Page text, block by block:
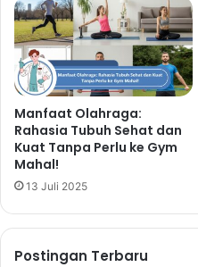
Manfaat Olahraga:
Rahasia Tubuh Sehat dan
Kuat Tanpa Perlu ke Gym
Mahal!
13 Juli 2025
Postingan Terbaru